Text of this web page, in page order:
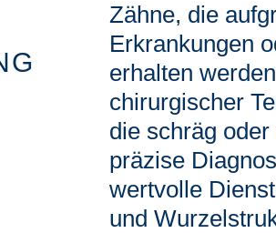
Zähne, die
Erkrankungen
erhalten
chirurgischer
die schräg
präzise
wertvolle
und